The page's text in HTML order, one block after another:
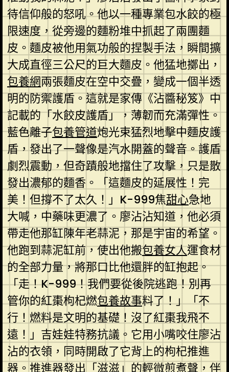
待信仰般的怒吼。他以一種專業包水餃的極
限速度，從旁邊的麵粉堆中抓起了兩團麵
皮。麵皮被他用氣功般的捏製手法，瞬間擴
大成直徑三公尺的巨大麵皮。他猛地擲出，
包養網兩張麵皮在空中交疊，變成一個半透
明的防禦護盾。這就是家傳《沾醬秘笈》中
記載的「水餃皮護盾」，薄韌而充滿彈性。
藍色離子包養管道炮光束猛烈地擊中麵皮護
盾，發出了一聲像是汽水開蓋的聲音。護盾
劇烈震動，但奇蹟般地擋住了攻擊，只是散
發出濃郁的麵香。「這麵皮的延展性！完
美！但撐不了太久！」K-999焦甜心急地
大喊，中藥味更濃了。廖沾沾知道，他必須
帶走他那缸陳年老蒜泥，那是宇宙的希望。
他跑到蒜泥缸前，使出他搬包養女人運食材
的全部力量，將那口比他還胖的缸抱起。
「走！K-999！我們要從後院逃跑！別再
管你的紅棗枸杞燃包養故事料了！」「不
行！燃料是文明的基礎！沒了紅棗我飛不
遠！」吉娃娃特務抗議。它用小嘴咬住廖沾
沾的衣領，同時開啟了它背上的枸杞推進
器。推進器發出「滋滋」的輕微煎煮聲，伴